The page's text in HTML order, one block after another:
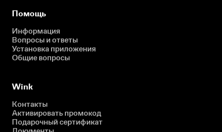
Помощь
Информация
Вопросы и ответы
Установка приложения
Общие вопросы
Wink
Контакты
Активировать промокод
Подарочный сертификат